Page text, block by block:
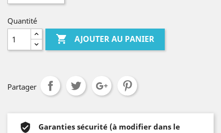
Quantité
 AJOUTER AU PANIER
Partager
Garanties sécurité (à modifier dans le